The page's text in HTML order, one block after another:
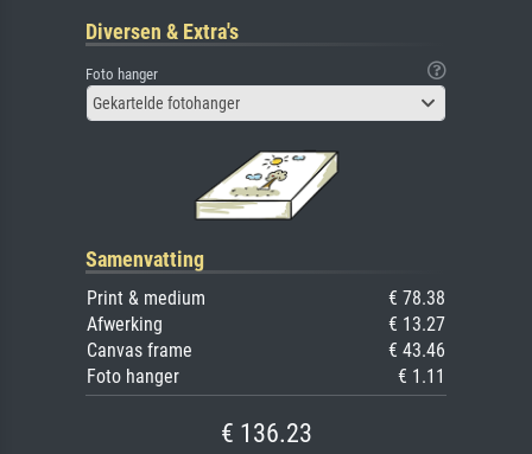
Diversen & Extra's
Foto hanger
Gekartelde fotohanger
Samenvatting
Print & medium
€ 78.38
Afwerking
€ 13.27
Canvas frame
€ 43.46
Foto hanger
€ 1.11
€ 136.23